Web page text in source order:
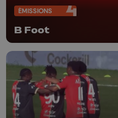
ÉMISSIONS
B Foot